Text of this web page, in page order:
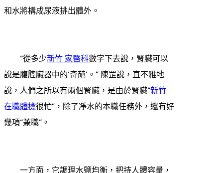
和水將構成尿液排出體外。
“從多少新竹 家醫科數字下去說，腎臟可以
說是腹腔臟器中的‘奇葩’。” 陳罡說，直不雅地
說，人們之所以有兩個腎臟，是由於腎臟“新竹
在職體檢很忙”，除了凈水的本職任務外，還有好
幾項“兼職”。
一方面，它調理水鹽均衡，把持人體容量，